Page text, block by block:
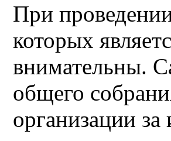
При
которых
внимательны.
общего
организации